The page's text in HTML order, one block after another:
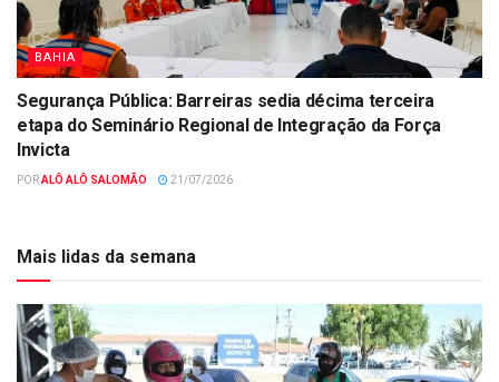
BAHIA
Segurança Pública: Barreiras sedia décima terceira
etapa do Seminário Regional de Integração da Força
Invicta
PORALÔ ALÔ SALOMÃO 21/07/2026
Mais lidas da semana